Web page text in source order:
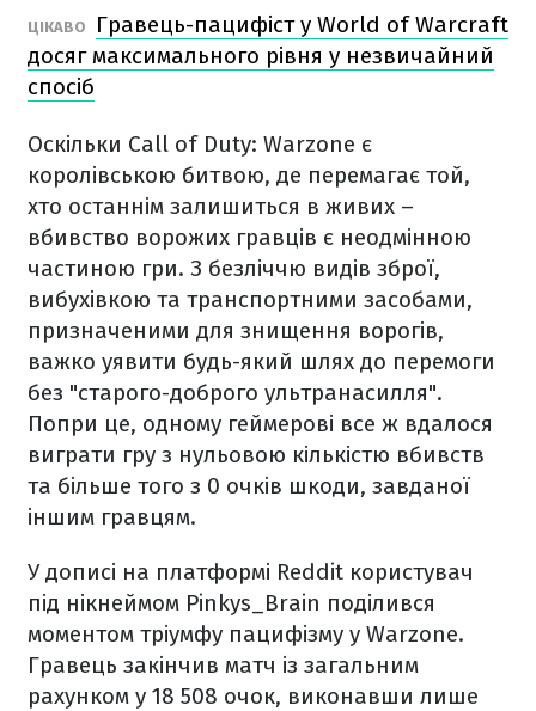
ЦІКАВО
Гравець-пацифіст у World of Warcraft
досяг максимального рівня у незвичайний
спосіб
Оскільки Call of Duty: Warzone є
королівською битвою, де перемагає той,
хто останнім залишиться в живих –
вбивство ворожих гравців є неодмінною
частиною гри. З безліччю видів зброї,
вибухівкою та транспортними засобами,
призначеними для знищення ворогів,
важко уявити будь-який шлях до перемоги
без "старого-доброго ультранасилля".
Попри це, одному геймерові все ж вдалося
виграти гру з нульовою кількістю вбивств
та більше того з 0 очків шкоди, завданої
іншим гравцям.
У дописі на платформі Reddit користувач
під нікнеймом Pinkys_Brain поділився
моментом тріумфу пацифізму у Warzone.
Гравець закінчив матч із загальним
рахунком у 18 508 очок, виконавши лише